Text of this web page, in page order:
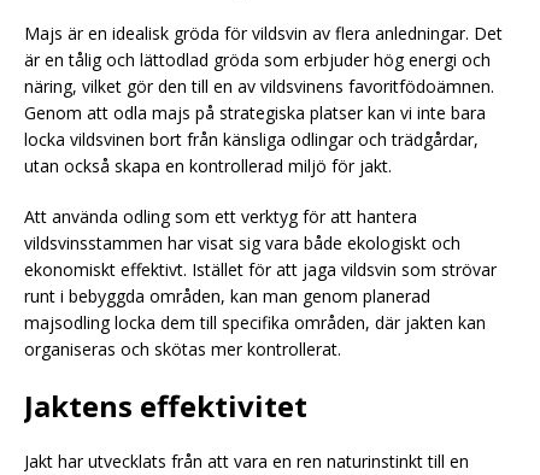
Majs är en idealisk gröda för vildsvin av flera anledningar. Det
är en tålig och lättodlad gröda som erbjuder hög energi och
näring, vilket gör den till en av vildsvinens favoritfödoämnen.
Genom att odla majs på strategiska platser kan vi inte bara
locka vildsvinen bort från känsliga odlingar och trädgårdar,
utan också skapa en kontrollerad miljö för jakt.
Att använda odling som ett verktyg för att hantera
vildsvinsstammen har visat sig vara både ekologiskt och
ekonomiskt effektivt. Istället för att jaga vildsvin som strövar
runt i bebyggda områden, kan man genom planerad
majsodling locka dem till specifika områden, där jakten kan
organiseras och skötas mer kontrollerat.
Jaktens effektivitet
Jakt har utvecklats från att vara en ren naturinstinkt till en